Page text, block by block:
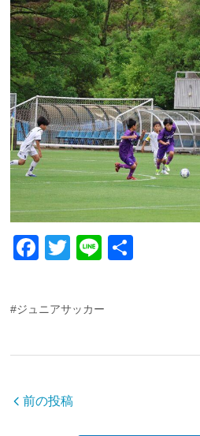
F
c
e
b
o
T
er
Li
#ジュニアサッカー
前の投稿